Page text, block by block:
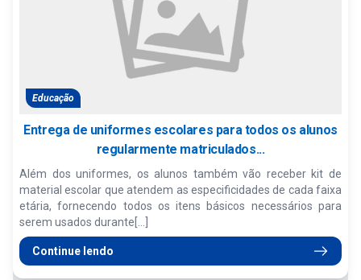
Educação
Entrega de uniformes escolares para todos os alunos
regularmente matriculados...
Além dos uniformes, os alunos também vão receber kit de
material escolar que atendem as especificidades de cada faixa
etária, fornecendo todos os itens básicos necessários para
serem usados durante[...]
Continue lendo